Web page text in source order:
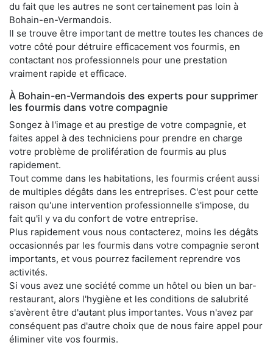
du fait que les autres ne sont certainement pas loin à
Bohain-en-Vermandois.
Il se trouve être important de mettre toutes les chances de
votre côté pour détruire efficacement vos fourmis, en
contactant nos professionnels pour une prestation
vraiment rapide et efficace.
À Bohain-en-Vermandois des experts pour supprimer
les fourmis dans votre compagnie
Songez à l'image et au prestige de votre compagnie, et
faites appel à des techniciens pour prendre en charge
votre problème de prolifération de fourmis au plus
rapidement.
Tout comme dans les habitations, les fourmis créent aussi
de multiples dégâts dans les entreprises. C'est pour cette
raison qu'une intervention professionnelle s'impose, du
fait qu'il y va du confort de votre entreprise.
Plus rapidement vous nous contacterez, moins les dégâts
occasionnés par les fourmis dans votre compagnie seront
importants, et vous pourrez facilement reprendre vos
activités.
Si vous avez une société comme un hôtel ou bien un bar-
restaurant, alors l'hygiène et les conditions de salubrité
s'avèrent être d'autant plus importantes. Vous n'avez par
conséquent pas d'autre choix que de nous faire appel pour
éliminer vite vos fourmis.